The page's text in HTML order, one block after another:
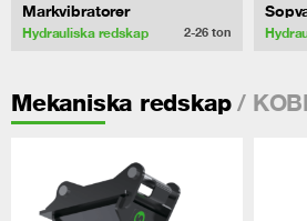
Markvibratorer
Hydrauliska redskap 2-26 ton
Mekaniska redskap/